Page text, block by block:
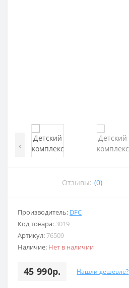
‹
Отзывы: (0)
Производитель: DFC
Код товара: 3019
Артикул:76509
Наличие: Нет в наличии
45 990р. Нашли дешевле?